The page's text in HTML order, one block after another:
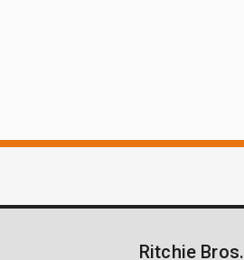
Ritchie Bros.